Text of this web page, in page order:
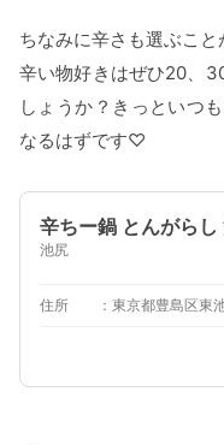
ちなみに辛さも選ぶこと
辛い物好きはぜひ20、
しょうか？きっといつ
なるはずです♡
辛ちー鍋 とんがら
池尻
住所 東京都豊島区東